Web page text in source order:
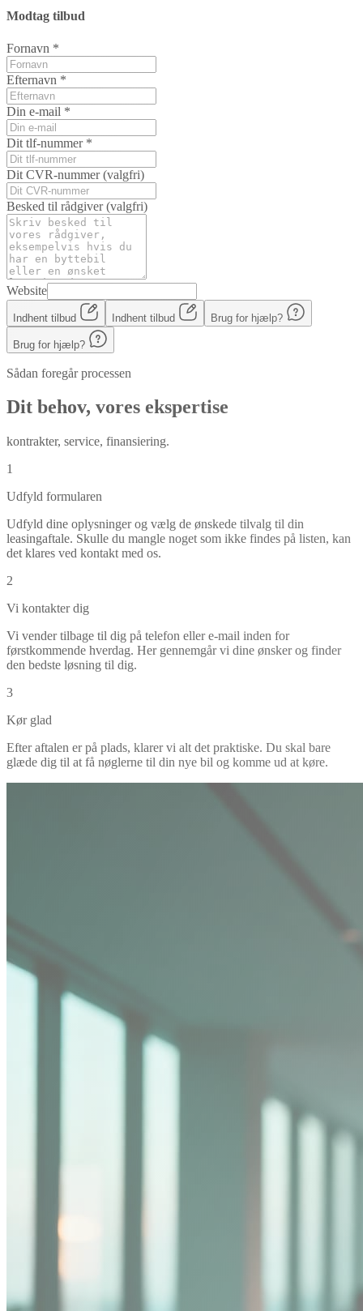
Modtag tilbud
Fornavn *
Efternavn *
Din e-mail *
Dit tlf-nummer *
Dit CVR-nummer(valgfri)
Besked til rådgiver(valgfri)
Website
Indhent tilbud Indhent tilbud Brug for hjælp?
Brug for hjælp?
Sådan foregår processen
Dit behov, vores ekspertise
kontrakter, service, finansiering.
1
Udfyld formularen
Udfyld dine oplysninger og vælg de ønskede tilvalg til din
leasingaftale. Skulle du mangle noget som ikke findes på listen, kan
det klares ved kontakt med os.
2
Vi kontakter dig
Vi vender tilbage til dig på telefon eller e-mail inden for
førstkommende hverdag. Her gennemgår vi dine ønsker og finder
den bedste løsning til dig.
3
Kør glad
Efter aftalen er på plads, klarer vi alt det praktiske. Du skal bare
glæde dig til at få nøglerne til din nye bil og komme ud at køre.